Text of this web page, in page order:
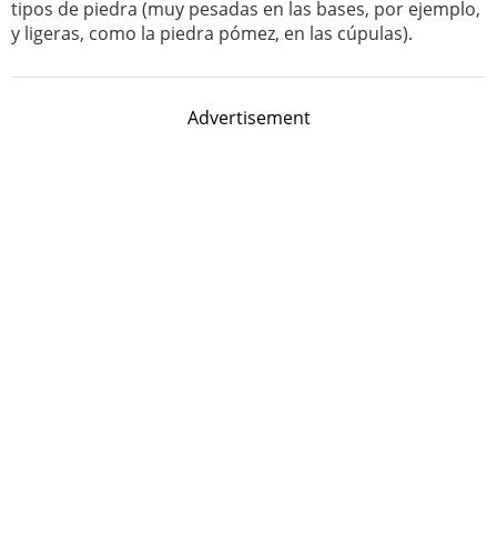
tipos de piedra (muy pesadas en las bases, por ejemplo,
y ligeras, como la piedra pómez, en las cúpulas).
Advertisement